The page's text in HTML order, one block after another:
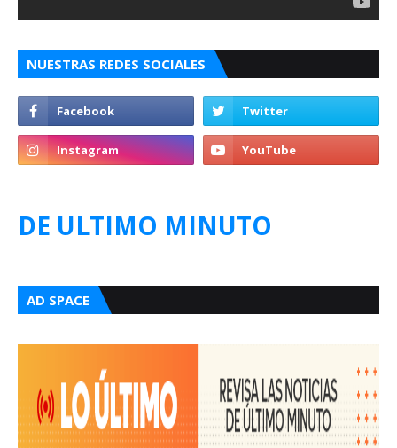
NUESTRAS REDES SOCIALES
DE ULTIMO MINUTO
AD SPACE